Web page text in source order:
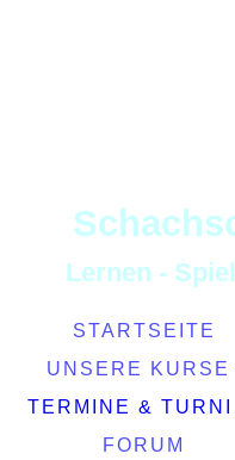
S
Lernen - S
STARTSEITE
UNSERE KURSE
FORUM